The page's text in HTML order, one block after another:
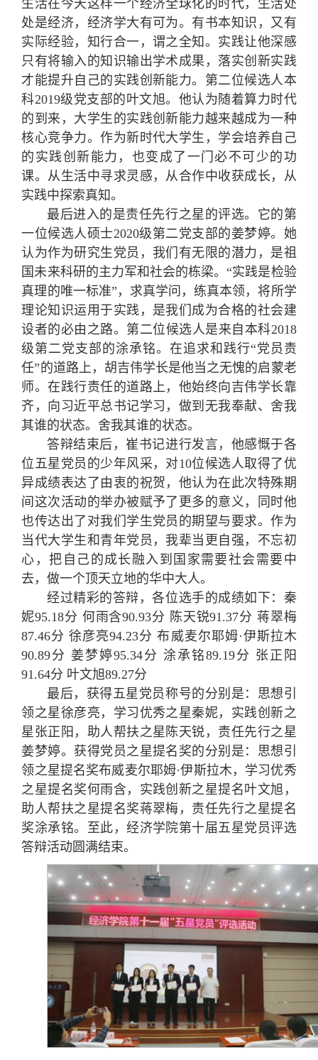
生活在今天这样一个经济全球化的时代，生活处
处是经济，经济学大有可为。有书本知识，又有
实际经验，知行合一，谓之全知。实践让他深感
只有将输入的知识输出学术成果，落实创新实践
才能提升自己的实践创新能力。第二位候选人本
科2019级党支部的叶文旭。他认为随着算力时代
的到来，大学生的实践创新能力越来越成为一种
核心竞争力。作为新时代大学生，学会培养自己
的实践创新能力，也变成了一门必不可少的功
课。从生活中寻求灵感，从合作中收获成长，从
实践中探索真知。
最后进入的是责任先行之星的评选。它的第
一位候选人硕士2020级第二党支部的姜梦婷。她
认为作为研究生党员，我们有无限的潜力，是祖
国未来科研的主力军和社会的栋梁。“实践是检验
真理的唯一标准”，求真学问，练真本领，将所学
理论知识运用于实践，是我们成为合格的社会建
设者的必由之路。第二位候选人是来自本科2018
级第二党支部的涂承铭。在追求和践行“党员责
任”的道路上，胡吉伟学长是他当之无愧的启蒙老
师。在践行责任的道路上，他始终向吉伟学长靠
齐，向习近平总书记学习，做到无我奉献、舍我
其谁的状态。舍我其谁的状态。
答辩结束后，崔书记进行发言，他感慨于各
位五星党员的少年风采，对10位候选人取得了优
异成绩表达了由衷的祝贺，他认为在此次特殊期
间这次活动的举办被赋予了更多的意义，同时他
也传达出了对我们学生党员的期望与要求。作为
当代大学生和青年党员，我辈当更自强，不忘初
心，把自己的成长融入到国家需要社会需要中
去，做一个顶天立地的华中大人。
经过精彩的答辩，各位选手的成绩如下：秦
妮95.18分 何雨含90.93分 陈天锐91.37分 蒋翠梅
87.46分 徐彦亮94.23分 布威麦尔耶姆·伊斯拉木
90.89分 姜梦婷95.34分 涂承铭89.19分 张正阳
91.64分 叶文旭89.27分
最后，获得五星党员称号的分别是：思想引
领之星徐彦亮，学习优秀之星秦妮，实践创新之
星张正阳，助人帮扶之星陈天锐，责任先行之星
姜梦婷。获得党员之星提名奖的分别是：思想引
领之星提名奖布威麦尔耶姆·伊斯拉木，学习优秀
之星提名奖何雨含，实践创新之星提名叶文旭，
助人帮扶之星提名奖蒋翠梅，责任先行之星提名
奖涂承铭。至此，经济学院第十届五星党员评选
答辩活动圆满结束。